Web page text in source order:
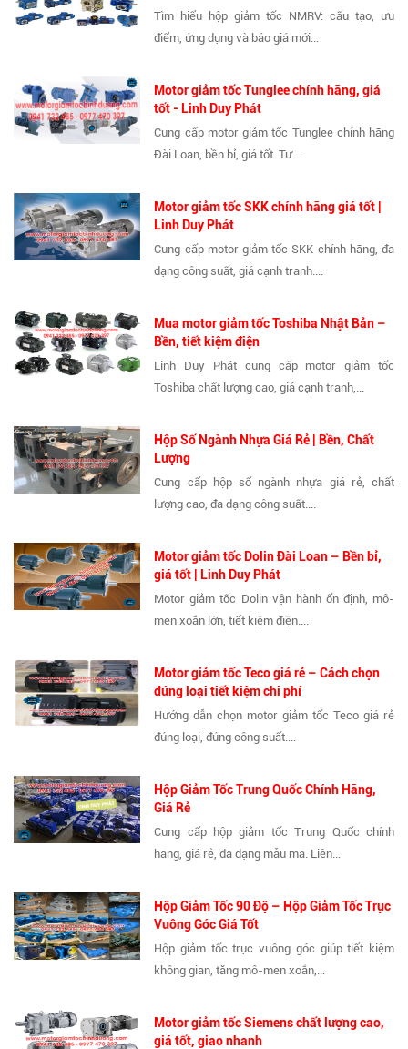
Tìm hiểu hộp giảm tốc NMRV: cấu tạo, ưu
điểm, ứng dụng và báo giá mới...
Motor giảm tốc Tunglee chính hãng, giá
tốt - Linh Duy Phát
Cung cấp motor giảm tốc Tunglee chính hãng
Đài Loan, bền bỉ, giá tốt. Tư...
Motor giảm tốc SKK chính hãng giá tốt |
Linh Duy Phát
Cung cấp motor giảm tốc SKK chính hãng, đa
dạng công suất, giá cạnh tranh....
Mua motor giảm tốc Toshiba Nhật Bản –
Bền, tiết kiệm điện
Linh Duy Phát cung cấp motor giảm tốc
Toshiba chất lượng cao, giá cạnh tranh,...
Hộp Số Ngành Nhựa Giá Rẻ | Bền, Chất
Lượng
Cung cấp hộp số ngành nhựa giá rẻ, chất
lượng cao, đa dạng công suất....
Motor giảm tốc Dolin Đài Loan – Bền bỉ,
giá tốt | Linh Duy Phát
Motor giảm tốc Dolin vận hành ổn định, mô-
men xoắn lớn, tiết kiệm điện....
Motor giảm tốc Teco giá rẻ – Cách chọn
đúng loại tiết kiệm chi phí
Hướng dẫn chọn motor giảm tốc Teco giá rẻ
đúng loại, đúng công suất....
Hộp Giảm Tốc Trung Quốc Chính Hãng,
Giá Rẻ
Cung cấp hộp giảm tốc Trung Quốc chính
hãng, giá rẻ, đa dạng mẫu mã. Liên...
Hộp Giảm Tốc 90 Độ – Hộp Giảm Tốc Trục
Vuông Góc Giá Tốt
Hộp giảm tốc trục vuông góc giúp tiết kiệm
không gian, tăng mô-men xoắn,...
Motor giảm tốc Siemens chất lượng cao,
giá tốt, giao nhanh